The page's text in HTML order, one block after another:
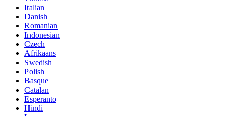
Italian
Danish
Romanian
Indonesian
Czech
Afrikaans
Swedish
Polish
Basque
Catalan
Esperanto
Hindi